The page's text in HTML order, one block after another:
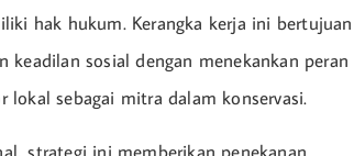
hak hukum. Kerangka kerja ini bertujuan
sosial dengan menekankan peran
sebagai mitra dalam konservasi.